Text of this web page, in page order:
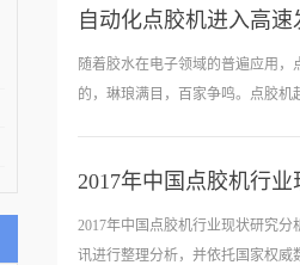
自动化点胶机进入高
随着胶水在电子领域的普遍应用
的，琳琅满目，百家争鸣。点胶
机厂家；90年代，中国大陆工业的
胶接有限公司从成立开始就在自
化设备应用在汽车、通讯、医疗
2017年中国点胶机行
2017年中国点胶机行业现状研究
讯进行整理分析，并依托国家权